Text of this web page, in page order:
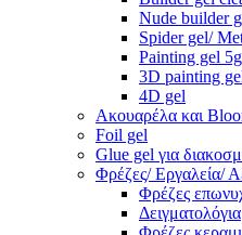
Nude builder
Spider gel/
Painting gel
3D painting
4D gel
Ακουαρέλα και
Foil gel
Glue gel για
Φρέζες/ Εργαλεία/
Φρέζες
Δειγματολόγια